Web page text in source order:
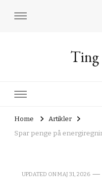
Home
Artikler
Spar penge på
UPDATED ONMAJ 31, 2026